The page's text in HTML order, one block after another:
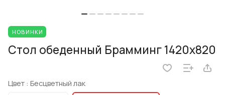
НОВИНКИ
Стол обеденный Брамминг 1420х820
Цвет : Бесцветный лак